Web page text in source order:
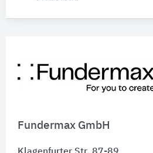
Fundermax GmbH